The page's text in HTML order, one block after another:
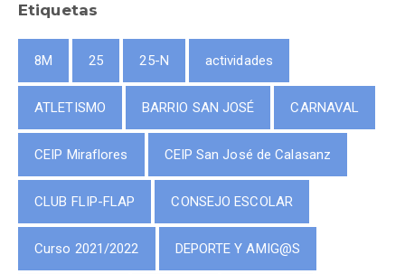
Etiquetas
8M 25 25-N actividades
ATLETISMO BARRIO SAN JOSÉ CARNAVAL
CEIP Miraflores CEIP San José de Calasanz
CLUB FLIP-FLAP CONSEJO ESCOLAR
Curso 2021/2022 DEPORTE Y AMIG@S